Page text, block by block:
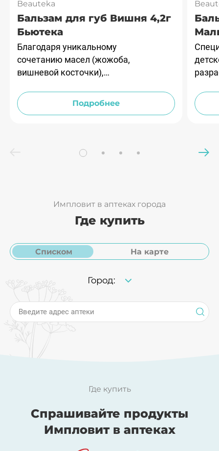
Beauteka
Бальзам для губ Вишня 4,2г
Бьютека
Благодаря уникальному
сочетанию масел (жожоба,
вишневой косточки),
С, бальзам помогает
заботиться о нежной коже
Подробнее
Импловит в аптеках города
Где купить
Списком На карте
Город:
Введите адрес аптеки
Где купить
Спрашивайте продукты
Импловит в аптеках